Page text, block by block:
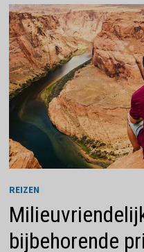
REIZEN
bijbehorende